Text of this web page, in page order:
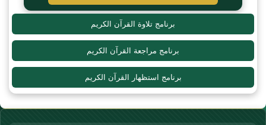
برنامج تلاوة القرآن الكريم
برنامج مراجعة القرآن الكريم
برنامج استظهار القرآن الكريم